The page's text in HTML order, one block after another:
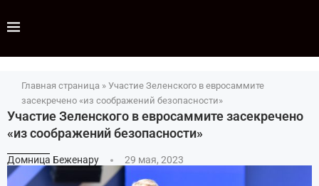
Главная страница » Участие Зеленского в евросаммите
засекречено «из соображений безопасности»
Участие Зеленского в евросаммите засекречено
«из соображений безопасности»
Домница Беженару 29 мая, 2023